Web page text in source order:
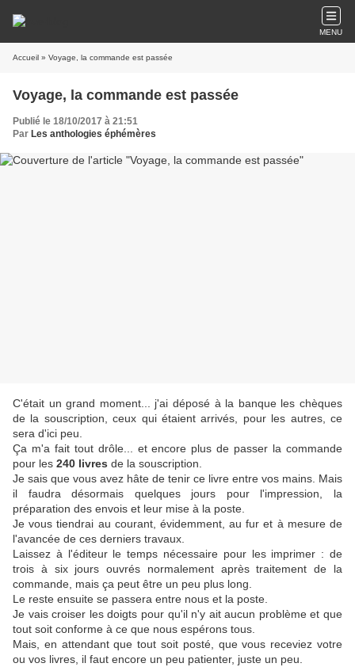
MENU
Accueil » Voyage, la commande est passée
Voyage, la commande est passée
Publié le 18/10/2017 à 21:51
Par Les anthologies éphémères
C'était un grand moment... j'ai déposé à la banque les chèques
de la souscription, ceux qui étaient arrivés, pour les autres, ce
sera d'ici peu.
Ça m'a fait tout drôle... et encore plus de passer la commande
pour les 240 livres de la souscription.
Je sais que vous avez hâte de tenir ce livre entre vos mains. Mais
il faudra désormais quelques jours pour l'impression, la
préparation des envois et leur mise à la poste.
Je vous tiendrai au courant, évidemment, au fur et à mesure de
l'avancée de ces derniers travaux.
Laissez à l'éditeur le temps nécessaire pour les imprimer : de
trois à six jours ouvrés normalement après traitement de la
commande, mais ça peut être un peu plus long.
Le reste ensuite se passera entre nous et la poste.
Je vais croiser les doigts pour qu'il n'y ait aucun problème et que
tout soit conforme à ce que nous espérons tous.
Mais, en attendant que tout soit posté, que vous receviez votre
ou vos livres, il faut encore un peu patienter, juste un peu.